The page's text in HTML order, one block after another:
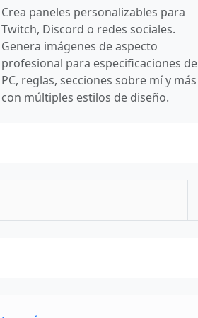
Crea paneles personalizables para
Twitch, Discord o redes sociales.
Genera imágenes de aspecto
profesional para especificaciones de
PC, reglas, secciones sobre mí y más
con múltiples estilos de diseño.